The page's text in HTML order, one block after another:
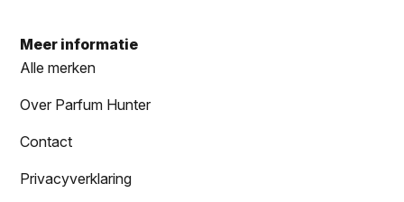
Meer informatie
Alle merken
Over Parfum Hunter
Contact
Privacyverklaring